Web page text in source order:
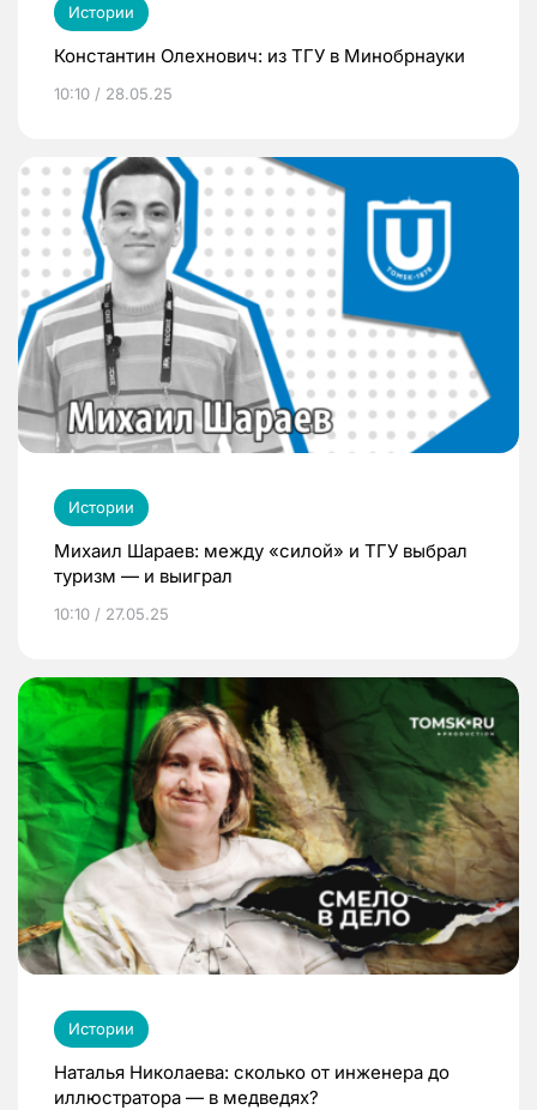
Истории
Константин Олехнович: из ТГУ в Минобрнауки
10:10 / 28.05.25
Истории
Михаил Шараев: между «силой» и ТГУ выбрал
туризм — и выиграл
10:10 / 27.05.25
Истории
Наталья Николаева: сколько от инженера до
иллюстратора — в медведях?